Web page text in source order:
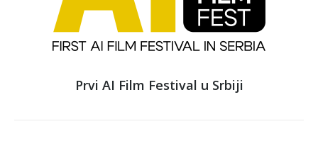
Prvi AI Film Festival u Srbiji